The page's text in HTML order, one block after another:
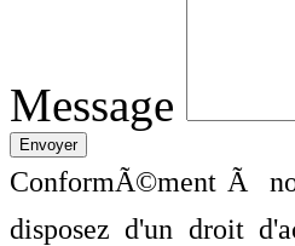
Message
ConformÃ©ment Ã
disposez d'un droit